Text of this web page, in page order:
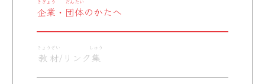
企業
きぎょう
・ 団体
だんたい
のかたへ
教材
きょうざい
/リンク 集
しゅう